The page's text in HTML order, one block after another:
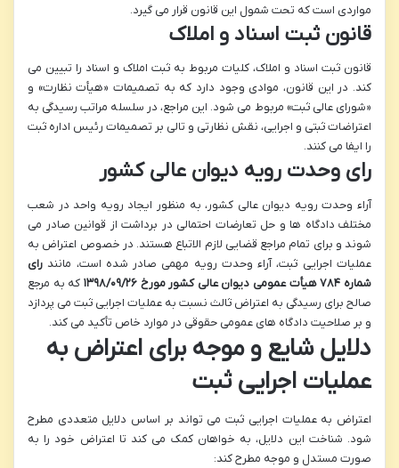
مواردی است که تحت شمول این قانون قرار می گیرد.
قانون ثبت اسناد و املاک
قانون ثبت اسناد و املاک، کلیات مربوط به ثبت املاک و اسناد را تبیین می
کند. در این قانون، موادی وجود دارد که به تصمیمات «هیأت نظارت» و
«شورای عالی ثبت» مربوط می شود. این مراجع، در سلسله مراتب رسیدگی به
اعتراضات ثبتی و اجرایی، نقش نظارتی و تالی بر تصمیمات رئیس اداره ثبت
را ایفا می کنند.
رای وحدت رویه دیوان عالی کشور
آراء وحدت رویه دیوان عالی کشور، به منظور ایجاد رویه واحد در شعب
مختلف دادگاه ها و حل تعارضات احتمالی در برداشت از قوانین صادر می
شوند و برای تمام مراجع قضایی لازم الاتباع هستند. در خصوص اعتراض به
عملیات اجرایی ثبت، آراء وحدت رویه مهمی صادر شده است، مانند رای
شماره ۷۸۴ هیأت عمومی دیوان عالی کشور مورخ ۱۳۹۸/۰۹/۲۶
که به مرجع
صالح برای رسیدگی به اعتراض ثالث نسبت به عملیات اجرایی ثبت می پردازد
و بر صلاحیت دادگاه های عمومی حقوقی در موارد خاص تأکید می کند.
دلایل شایع و موجه برای اعتراض به
عملیات اجرایی ثبت
اعتراض به عملیات اجرایی ثبت می تواند بر اساس دلایل متعددی مطرح
شود. شناخت این دلایل، به خواهان کمک می کند تا اعتراض خود را به
صورت مستدل و موجه مطرح کند: